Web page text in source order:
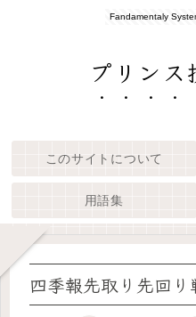
Fandamentaly
プリンス
このサイトについて
用語集
四季報先取り先回り